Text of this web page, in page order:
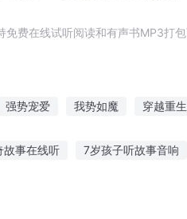
费在线试听阅读和有声书MP3打包
强势宠爱 我势如魔 穿越重
故事在线听 7岁孩子听故事音响